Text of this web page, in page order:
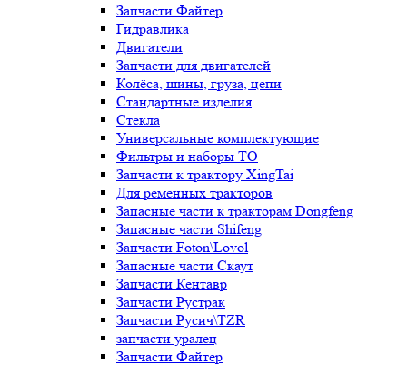
Запчасти Файтер
Гидравлика
Двигатели
Запчасти для двигателей
Колёса, шины, груза, цепи
Стандартные изделия
Стёкла
Универсальные комплектующие
Фильтры и наборы ТО
Запчасти к трактору XingTai
Для ременных тракторов
Запасные части к тракторам Dongfeng
Запасные части Shifeng
Запчасти Foton\Lovol
Запасные части Скаут
Запчасти Кентавр
Запчасти Рустрак
Запчасти Русич\TZR
запчасти уралец
Запчасти Файтер